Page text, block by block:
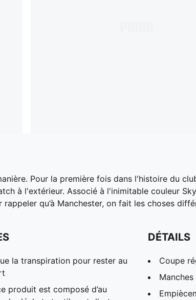
Pour la première fois dans l'histoire du
à l'extérieur. Associé à l'inimitable couleur
qu’à Manchester, on fait les choses
la transpiration pour rester au
produit est composé d’au
DÉTAILS
Coupe